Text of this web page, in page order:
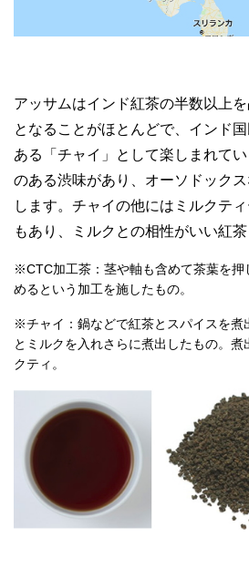
アッサムはインド紅茶の半数以上
となることがほとんどで、インド
ある「チャイ」として楽しまれて
のある渋味があり、オーソドック
します。チャイの他にはミルクテ
もあり、ミルクとの相性がいい紅茶
※CTC加工茶：茎や軸も含めて茶葉を押
めるという加工を施したもの。
※チャイ：鍋などで紅茶とスパイスを煮
とミルクを入れさらに煮出したもの。
クティ。